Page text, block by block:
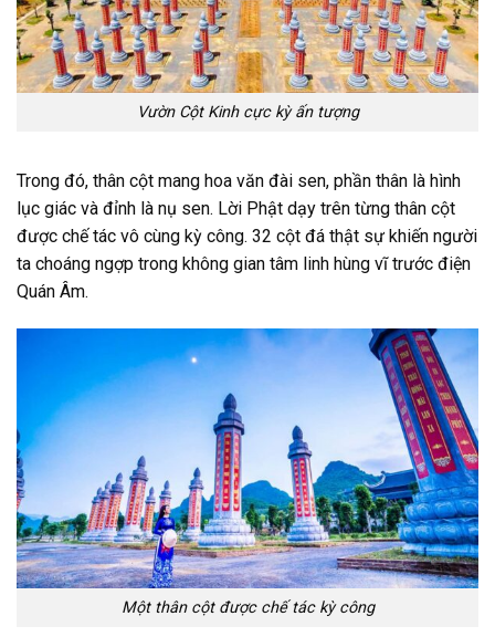
Vườn Cột Kinh cực kỳ ấn tượng
Trong đó, thân cột mang hoa văn đài sen, phần thân là hình
lục giác và đỉnh là nụ sen. Lời Phật dạy trên từng thân cột
được chế tác vô cùng kỳ công. 32 cột đá thật sự khiến người
ta choáng ngợp trong không gian tâm linh hùng vĩ trước điện
Quán Âm.
Một thân cột được chế tác kỳ công